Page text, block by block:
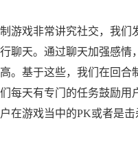
戏非常讲究社交，我们
聊天。通过聊天加强感情
。基于这些，我们在回
每天有专门的任务鼓励
在游戏当中的PK或者是